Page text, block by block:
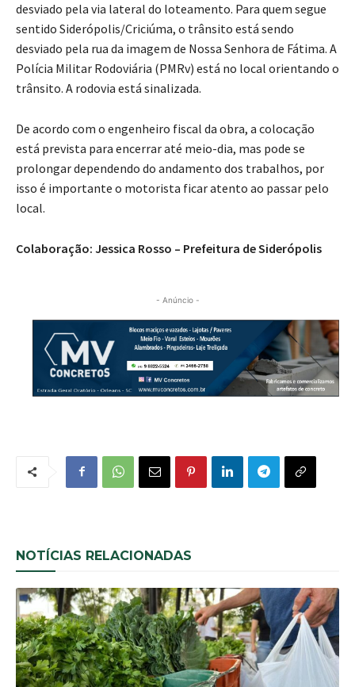
desviado pela via lateral do loteamento. Para quem segue
sentido Siderópolis/Criciúma, o trânsito está sendo
desviado pela rua da imagem de Nossa Senhora de Fátima. A
Polícia Militar Rodoviária (PMRv) está no local orientando o
trânsito. A rodovia está sinalizada.
De acordo com o engenheiro fiscal da obra, a colocação
está prevista para encerrar até meio-dia, mas pode se
prolongar dependendo do andamento dos trabalhos, por
isso é importante o motorista ficar atento ao passar pelo
local.
Colaboração: Jessica Rosso – Prefeitura de Siderópolis
- Anúncio -
NOTÍCIAS RELACIONADAS